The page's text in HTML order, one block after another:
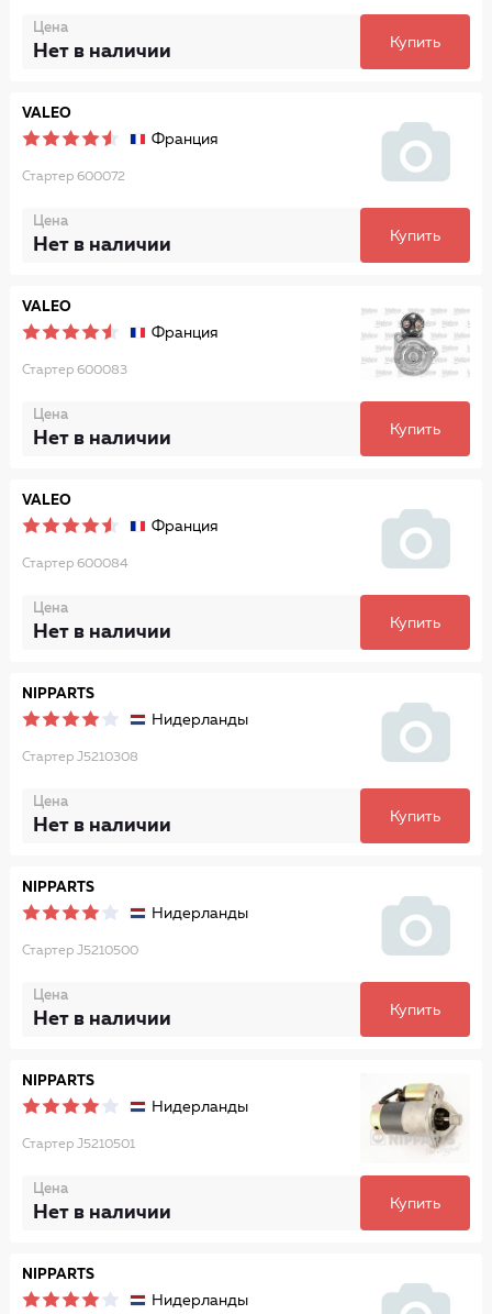
Цена
Нет в наличии Купить
VALEO
Франция
Стартер 600072
Цена
Нет в наличии Купить
VALEO
Франция
Стартер 600083
Цена
Нет в наличии Купить
VALEO
Франция
Стартер 600084
Цена
Нет в наличии Купить
NIPPARTS
Нидерланды
Стартер J5210308
Цена
Нет в наличии Купить
NIPPARTS
Нидерланды
Стартер J5210500
Цена
Нет в наличии Купить
NIPPARTS
Нидерланды
Стартер J5210501
Цена
Нет в наличии Купить
NIPPARTS
Нидерланды